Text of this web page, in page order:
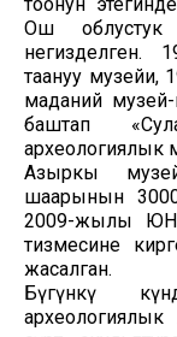
Ош облустук
негизделген.
таануу
маданий
баштап
археологиялык
Азыркы
шаарынын
2009-жылы
тизмесине
жасалган.
Бүгүнкү
археологиялык